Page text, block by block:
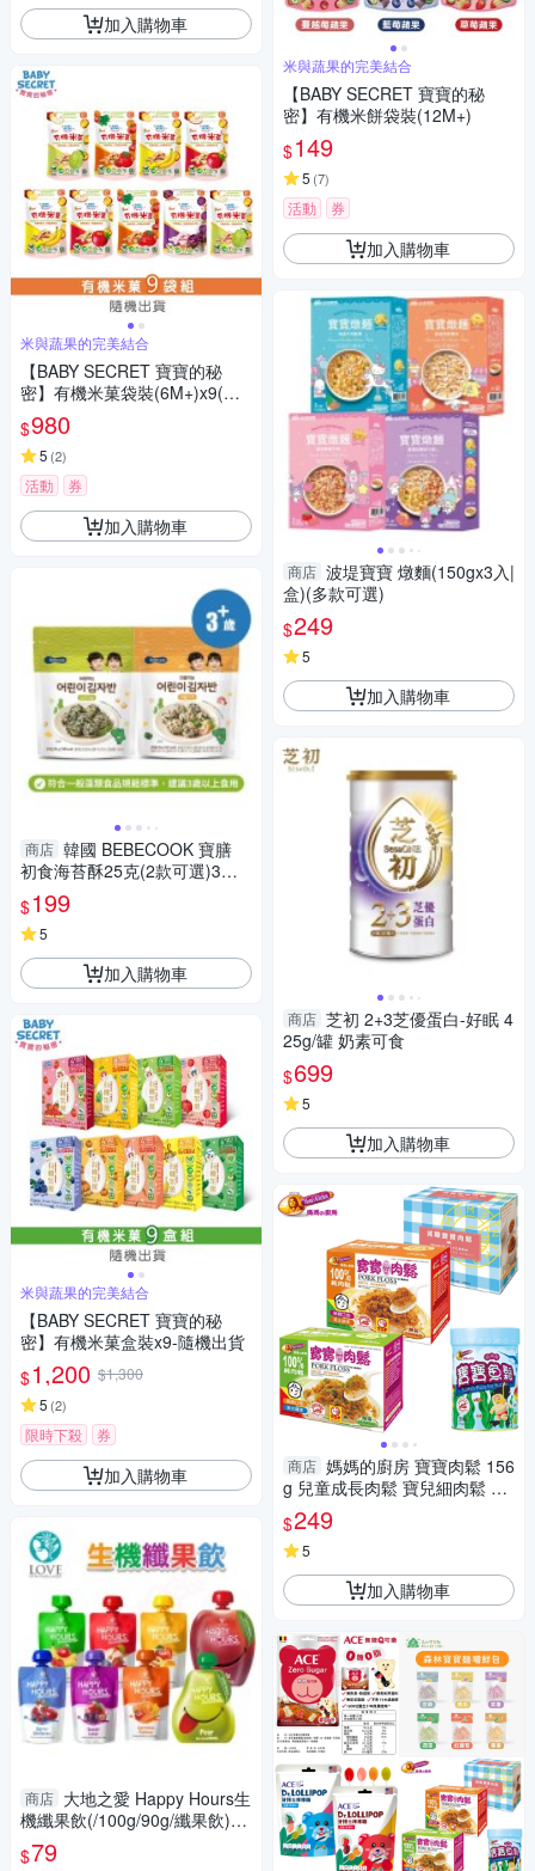
加入購物車
米與蔬果的完美結合
【BABY SECRET 寶寶的秘
密】有機米菓袋裝(6M+)x9(口
味隨機)
$980
5 (2)
活動 券
加入購物車
商店 韓國 BEBECOOK 寶膳
初食海苔酥25克(2款可選)3歲
以上適用
$199
5
加入購物車
米與蔬果的完美結合
【BABY SECRET 寶寶的秘
密】有機米菓盒裝x9-隨機出貨
$1,200 $1,300
5 (2)
限時下殺 券
加入購物車
商店 大地之愛 Happy Hours生
機纖果飲(/100g/90g/纖果飲)
【六甲媽咪】
$79
米與蔬果的完美結合
【BABY SECRET 寶寶的秘
密】有機米餅袋裝(12M+)
$149
5 (7)
活動 券
加入購物車
商店 波堤寶寶 燉麵(150gx3入|
盒)(多款可選)
$249
5
加入購物車
商店 芝初 2+3芝優蛋白-好眠 4
25g/罐 奶素可食
$699
5
加入購物車
商店 媽媽的廚房 寶寶肉鬆 156
g 兒童成長肉鬆 寶兒細肉鬆 米
香鬆 嬰兒肉鬆 副食品 魚鬆 043
0 拌飯料
$249
5
加入購物車